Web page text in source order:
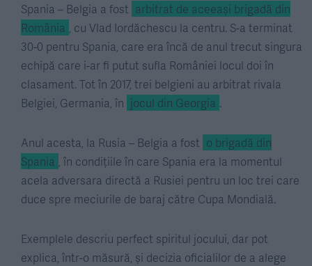
Spania – Belgia a fost arbitrat de aceeași brigadă din
România , cu Vlad Iordăchescu la centru. S-a terminat
30-0 pentru Spania, care era încă de anul trecut singura
echipă care i-ar fi putut sufla României locul doi în
clasament. Tot în 2017, trei belgieni au arbitrat rivala
Belgiei, Germania, în jocul din Georgia .
Anul acesta, la Rusia – Belgia a fost o brigadă din
Spania , în condițiile în care Spania era la momentul
acela adversara directă a Rusiei pentru un loc trei care
duce spre meciurile de baraj către Cupa Mondială.
Exemplele descriu perfect spiritul jocului, dar pot
explica, într-o măsură, și decizia oficialilor de a alege